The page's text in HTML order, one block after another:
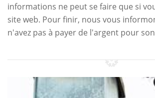
informations ne peut se faire que si
site web. Pour finir, nous vous
n'avez pas à payer de l'argent pour